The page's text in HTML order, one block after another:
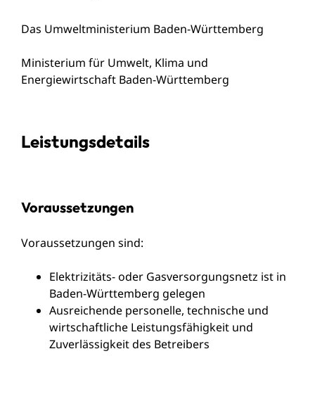
Das Umweltministerium Baden-Württemberg
Ministerium für Umwelt, Klima und
Energiewirtschaft Baden-Württemberg
Leistungsdetails
Voraussetzungen
Voraussetzungen sind:
Elektrizitäts- oder Gasversorgungsnetz ist in
Baden-Württemberg gelegen
Ausreichende personelle, technische und
wirtschaftliche Leistungsfähigkeit und
Zuverlässigkeit des Betreibers